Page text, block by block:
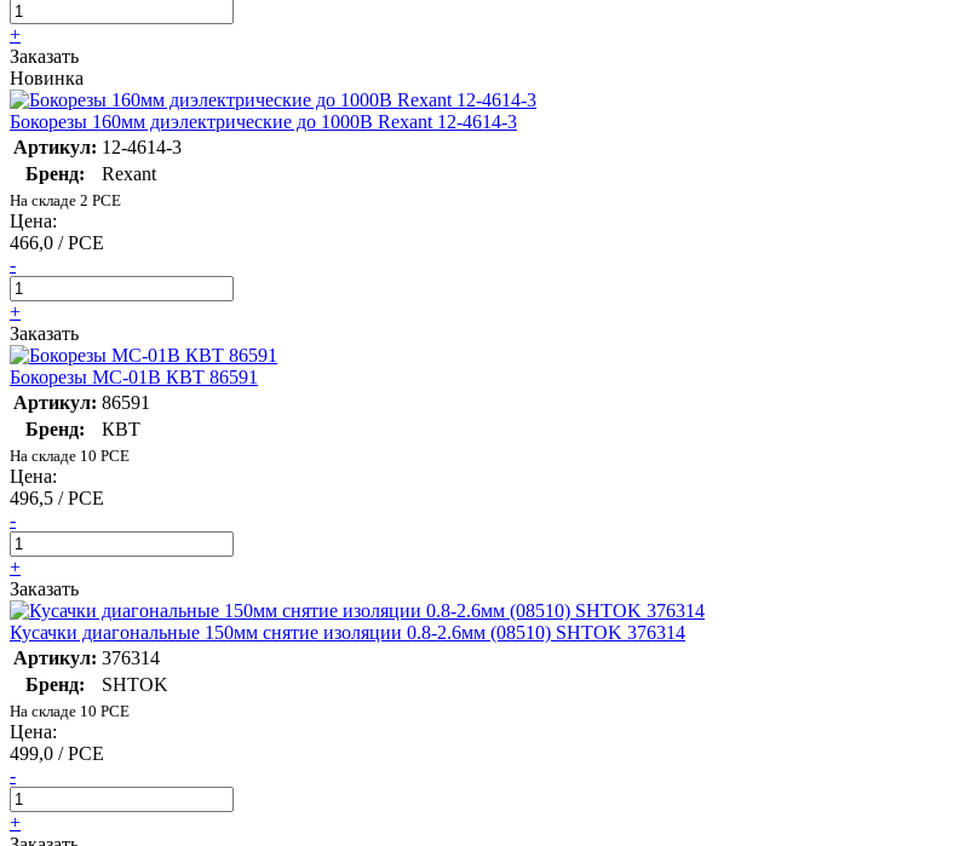
+
Заказать
Новинка
Бокорезы 160мм диэлектрические до 1000В Rexant 12-4614-3
Артикул: 12-4614-3
Бренд:
Rexant
На складе 2 PCE
Цена:
466,0 / PCE
-
+
Заказать
Бокорезы MC-01B КВТ 86591
Артикул: 86591
Бренд:
КВТ
На складе 10 PCE
Цена:
496,5 / PCE
-
+
Заказать
Кусачки диагональные 150мм снятие изоляции 0.8-2.6мм (08510) SHTOK 376314
Артикул: 376314
Бренд:
SHTOK
На складе 10 PCE
Цена:
499,0 / PCE
-
+